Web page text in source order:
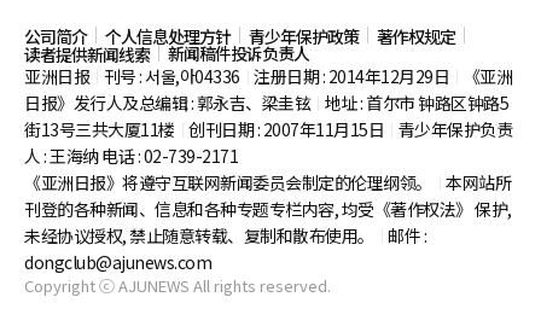
公司简介 个人信息处理方针 青少年保护政策 著作权规定
读者提供新闻线索
新闻稿件投诉负责人
亚洲日报
刊号 : 서울,아04336 注册日期 : 2014年12月29日
《亚洲
日报》发行人及总编辑 : 郭永吉、梁圭铉 地址 : 首尔市钟路区钟路5
街13号三共大厦11楼 创刊日期 : 2007年11月15日
青少年保护负责
人 : 王海纳 电话 : 02-739-2171
《亚洲日报》将遵守互联网新闻委员会制定的伦理纲领。
本网站所
刊登的各种新闻、信息和各种专题专栏内容, 均受《著作权法》 保护,
未经协议授权, 禁止随意转载、复制和散布使用。
邮件 :
dongclub@ajunews.com
Copyright ⓒ AJUNEWS All rights reserved.